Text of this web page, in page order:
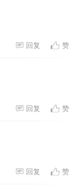
回复 赞
回复 赞
回复 赞